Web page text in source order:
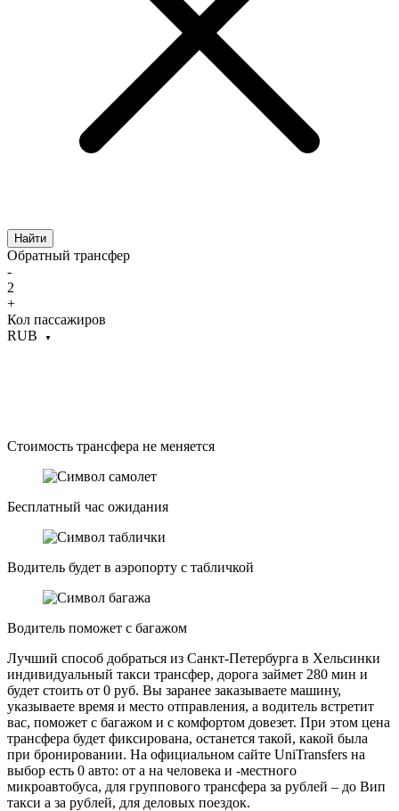
Найти
Обратный трансфер
-
2
+
Кол пассажиров
RUB
▼
Стоимость трансфера не меняется
Бесплатный час ожидания
Водитель будет в аэропорту с табличкой
Водитель поможет с багажом
Лучший способ добраться из Санкт-Петербурга в Хельсинки
индивидуальный такси трансфер, дорога займет 280 мин и
будет стоить от 0 руб. Вы заранее заказываете машину,
указываете время и место отправления, а водитель встретит
вас, поможет с багажом и с комфортом довезет. При этом цена
трансфера будет фиксирована, останется такой, какой была
при бронировании. На официальном сайте UniTransfers на
выбор есть 0 авто: от а на человека и -местного
микроавтобуса, для группового трансфера за рублей – до Вип
такси а за рублей, для деловых поездок.